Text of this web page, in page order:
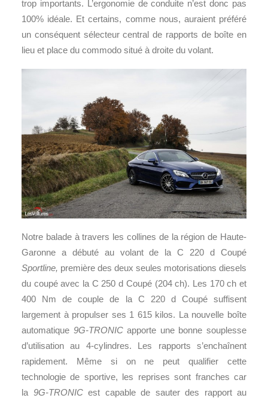
trop importants. L’ergonomie de conduite n’est donc pas
100% idéale. Et certains, comme nous, auraient préféré
un conséquent sélecteur central de rapports de boîte en
lieu et place du commodo situé à droite du volant.
Notre balade à travers les collines de la région de Haute-
Garonne a débuté au volant de la C 220 d Coupé
Sportline, première des deux seules motorisations diesels
du coupé avec la C 250 d Coupé (204 ch). Les 170 ch et
400 Nm de couple de la C 220 d Coupé suffisent
largement à propulser ses 1 615 kilos. La nouvelle boîte
automatique 9G-TRONICapporte une bonne souplesse
d’utilisation au 4-cylindres. Les rapports s’enchaînent
rapidement. Même si on ne peut qualifier cette
technologie de sportive, les reprises sont franches car
la 9G-TRONIC est capable de sauter des rapport au